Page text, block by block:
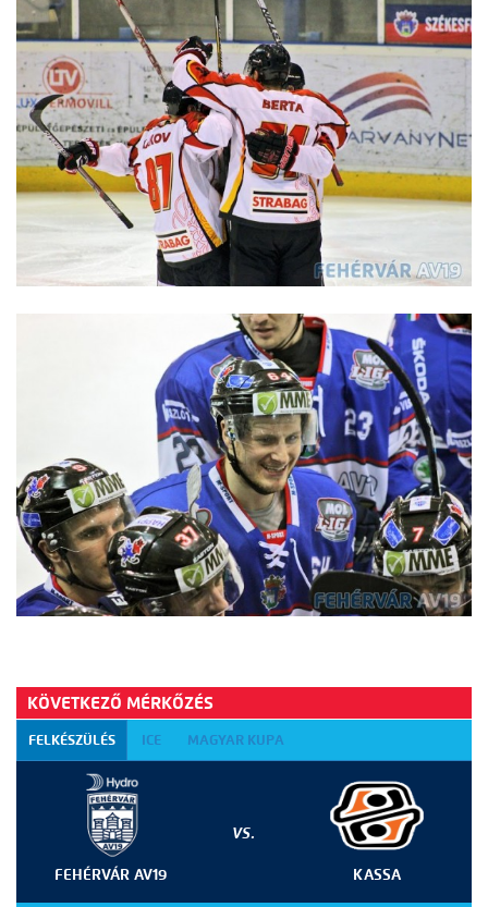
KÖVETKEZŐ MÉRKŐZÉS
FELKÉSZÜLÉS ICE MAGYAR KUPA
FEHÉRVÁR AV19
VS.
KASSA